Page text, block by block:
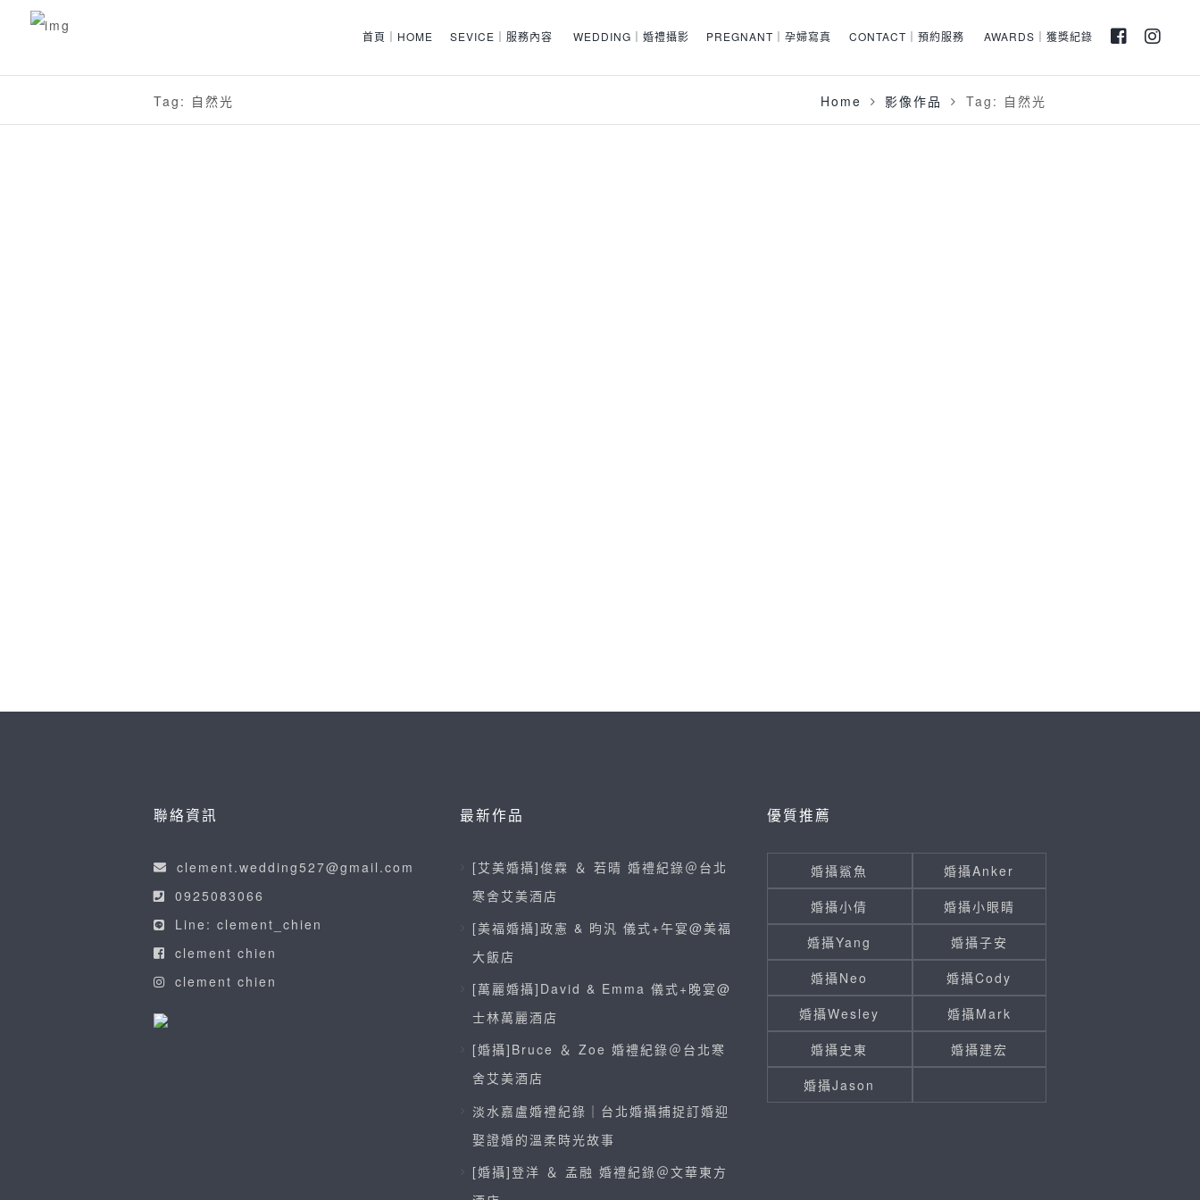
首頁｜HOME SEVICE｜服務內容 WEDDING｜婚禮攝影 PREGNANT｜孕婦寫真 CONTACT｜預約服務 AWARDS｜獲獎紀錄
Tag: 自然光 Home 影像作品 Tag: 自然光
聯絡資訊
clement.wedding527@gmail.com
0925083066
Line: clement_chien
clement chien
clement chien
最新作品
[艾美婚攝]俊霖 ＆ 若晴 婚禮紀錄＠台北
寒舍艾美酒店
[美福婚攝]政憲 & 昀汎 儀式+午宴@美福
大飯店
[萬麗婚攝]David & Emma 儀式+晚宴@
士林萬麗酒店
[婚攝]Bruce ＆ Zoe 婚禮紀錄＠台北寒
舍艾美酒店
淡水嘉盧婚禮紀錄｜台北婚攝捕捉訂婚迎
娶證婚的溫柔時光故事
[婚攝]登洋 ＆ 孟融 婚禮紀錄＠文華東方
優質推薦
婚攝鯊魚
婚攝Anker
婚攝小倩
婚攝小眼睛
婚攝Yang
婚攝子安
婚攝Neo
婚攝Cody
婚攝Wesley
婚攝Mark
婚攝史東
婚攝建宏
婚攝Jason